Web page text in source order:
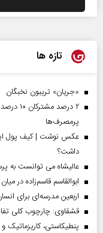
تازه ها
«جریان» تریبون نخبگان
۲
پرمصرف‌ها
عکس نوشت | کیف پول
داشت؟
عالیشاه می توانست به
ابوالقاسم قاسم‌زاده در
اربعین مدرسه‌ای برای
قشقاوی: چارچوب کلی
پنطیکاستی، کاریزماتیک